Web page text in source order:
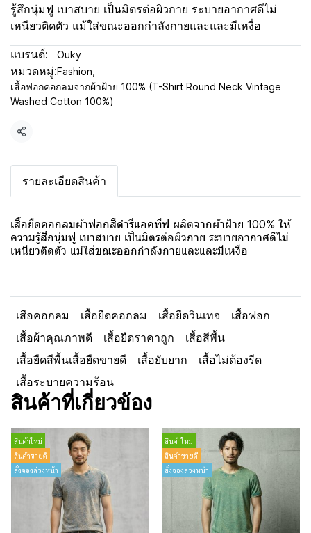
รู้สึกนุ่มฟู เบาสบาย เป็นมิตรต่อผิวกาย ระบายอากาศดีไม่
เหนียวติดตัว แม้ใส่ขณะออกกำลังกายและและมีเหงื่อ
แบรนด์: Ouky
หมวดหมู่:Fashion
เสื้อฟอกคอกลมจากผ้าฝ้าย 100% (T-Shirt Round Neck Vintage
Washed Cotton 100%)
แชร์
รายละเอียดสินค้า
เสื้อยืดคอกลมผ้าฟอกสีดำรีแอคทีฟ ผลิตจากผ้าฝ้าย 100% ให้
ความรู้สึกนุ่มฟู เบาสบาย เป็นมิตรต่อผิวกาย ระบายอากาศดีไม่
เหนียวติดตัว แม้ใส่ขณะออกกำลังกายและและมีเหงื่อ
เสือคอกลม เสื้อยืดคอกลม เสื้อยืดวินเทจ
เสื้อฟอก
เสื้อผ้าคุณภาพดี
เสื้อยืดราคาถูก
เสื้อสีพื้น
เสื้อยืดสีพื้นเสื้อยืดขายดี
เสื้อยับยาก
เสื้อไม่ต้องรีด
เสื้อระบายความร้อน
สินค้าที่เกี่ยวข้อง
สินค้าใหม่
สินค้าขายดี
สั่งจองล่วงหน้า
สินค้าใหม่
สินค้าขายดี
สั่งจองล่วงหน้า